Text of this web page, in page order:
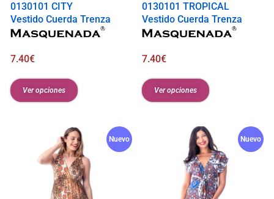
0130101 CITY
Vestido Cuerda Trenza
7.40€
Ver opciones
0130101 TROPICAL
Vestido Cuerda Trenza
7.40€
Ver opciones
Nuevo Nuevo